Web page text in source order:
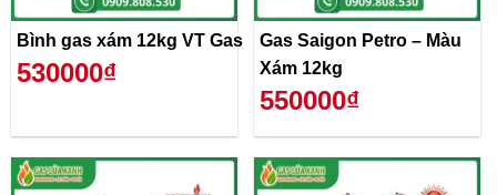
Bình gas xám 12kg VT Gas
530000₫
Gas Saigon Petro – Màu
Xám 12kg
550000₫